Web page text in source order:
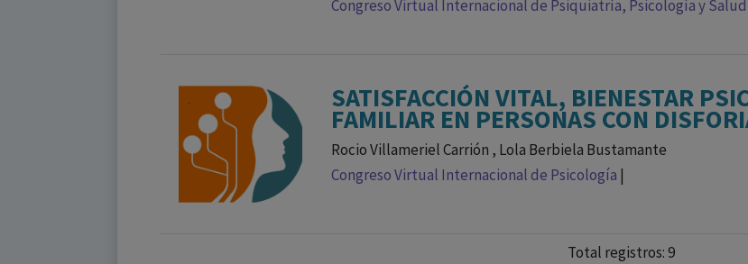
Congreso Virtual Internacional de Psiquiatría, Psicología y
SATISFACCIÓN VITAL, BIENESTAR
FAMILIAR EN PERSONAS CON
Rocio Villameriel Carrión , Lola Berbiela Bustamante
Congreso Virtual Internacional de Psicología |
Total registros: 9